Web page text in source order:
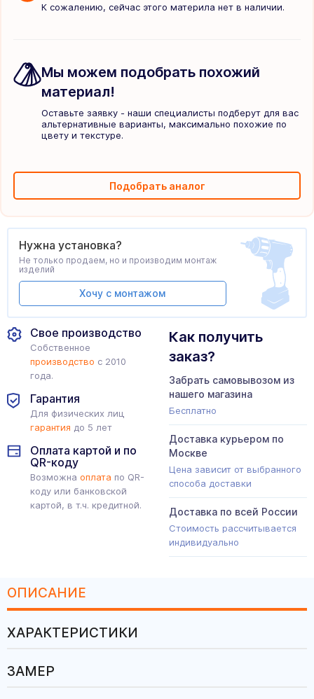
К сожалению, сейчас этого материла нет в наличии.
Мы можем подобрать похожий
материал!
Оставьте заявку - наши специалисты подберут для вас
альтернативные варианты, максимально похожие по
цвету и текстуре.
Подобрать аналог
Свое производство
Собственное
производство с 2010
года.
Гарантия
Для физических лиц
гарантия до 5 лет
Оплата картой и по
QR-коду
Возможна оплата по QR-
коду или банковской
картой, в т.ч. кредитной.
Как получить
заказ?
Забрать самовывозом из
нашего магазина
Бесплатно
Доставка курьером по
Москве
Цена зависит от выбранного
способа доставки
Доставка по всей России
Стоимость рассчитывается
индивидуально
Нужна установка?
Не только продаем, но и производим монтаж
изделий
Хочу с монтажом
ОПИСАНИЕ
ХАРАКТЕРИСТИКИ
ЗАМЕР